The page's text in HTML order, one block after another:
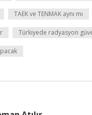
TAEK ve TENMAK aynı mı
Türkiyede radyasyon